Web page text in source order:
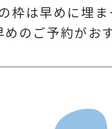
枠は早めに埋
めのご予約がお